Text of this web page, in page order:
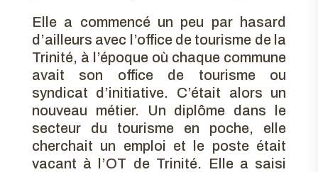
Elle a commencé un peu par hasard
d’ailleurs avec l’office de tourisme de la
Trinité, à l’époque où chaque commune
avait son office de tourisme ou
syndicat d’initiative. C’était alors un
nouveau métier. Un diplôme dans le
secteur du tourisme en poche, elle
cherchait un emploi et le poste était
vacant à l’OT de Trinité. Elle a saisi